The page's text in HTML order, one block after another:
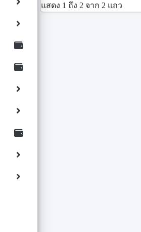
แสดง 1 ถึง 2 จาก 2 แถว